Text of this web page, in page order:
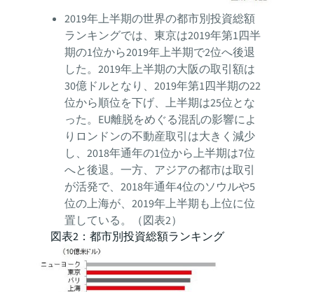
2019年上半期の世界の都市別投資総額
ランキングでは、東京は2019年第1四半
期の1位から2019年上半期で2位へ後退
した。2019年上半期の大阪の取引額は
30億ドルとなり、2019年第1四半期の22
位から順位を下げ、上半期は25位とな
った。EU離脱をめぐる混乱の影響によ
りロンドンの不動産取引は大きく減少
し、2018年通年の1位から上半期は7位
へと後退。一方、アジアの都市は取引
が活発で、2018年通年4位のソウルや5
位の上海が、2019年上半期も上位に位
置している。（図表2）
図表2：都市別投資総額ランキング